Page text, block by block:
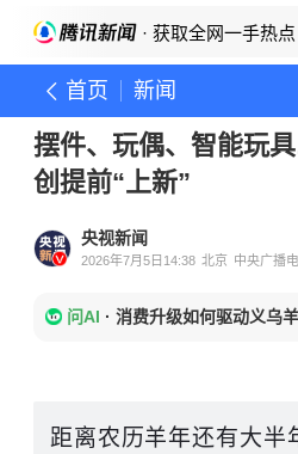
· 获取全网一手热点
首页 新闻
摆件、玩偶、智能玩
创提前“上新”
央视新闻
2026年7月5日14:38 北京 中央广播
问AI · 消费升级如何驱动义乌
距离农历羊年还有大半